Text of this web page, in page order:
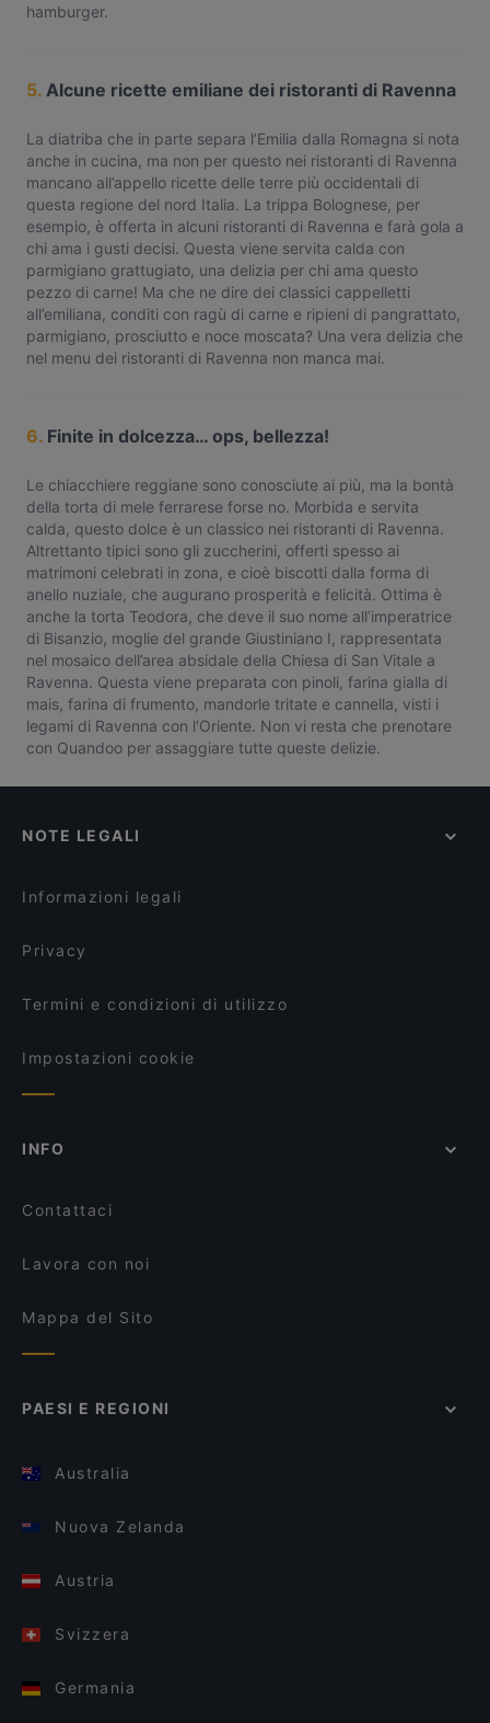
hamburger.
5. Alcune ricette emiliane dei ristoranti di Ravenna
La diatriba che in parte separa l’Emilia dalla Romagna si nota
anche in cucina, ma non per questo nei ristoranti di Ravenna
mancano all’appello ricette delle terre più occidentali di
questa regione del nord Italia. La trippa Bolognese, per
esempio, è offerta in alcuni ristoranti di Ravenna e farà gola a
chi ama i gusti decisi. Questa viene servita calda con
parmigiano grattugiato, una delizia per chi ama questo
pezzo di carne! Ma che ne dire dei classici cappelletti
all’emiliana, conditi con ragù di carne e ripieni di pangrattato,
parmigiano, prosciutto e noce moscata? Una vera delizia che
nel menu dei ristoranti di Ravenna non manca mai.
6. Finite in dolcezza… ops, bellezza!
Le chiacchiere reggiane sono conosciute ai più, ma la bontà
della torta di mele ferrarese forse no. Morbida e servita
calda, questo dolce è un classico nei ristoranti di Ravenna.
Altrettanto tipici sono gli zuccherini, offerti spesso ai
matrimoni celebrati in zona, e cioè biscotti dalla forma di
anello nuziale, che augurano prosperità e felicità. Ottima è
anche la torta Teodora, che deve il suo nome all’imperatrice
di Bisanzio, moglie del grande Giustiniano I, rappresentata
nel mosaico dell’area absidale della Chiesa di San Vitale a
Ravenna. Questa viene preparata con pinoli, farina gialla di
mais, farina di frumento, mandorle tritate e cannella, visti i
legami di Ravenna con l'Oriente. Non vi resta che prenotare
con Quandoo per assaggiare tutte queste delizie.
NOTE LEGALI
Informazioni legali
Privacy
Termini e condizioni di utilizzo
Impostazioni cookie
INFO
Contattaci
Lavora con noi
Mappa del Sito
PAESI E REGIONI
Australia
Nuova Zelanda
Austria
Svizzera
Germania